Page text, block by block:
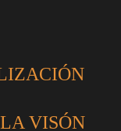
VISÓN